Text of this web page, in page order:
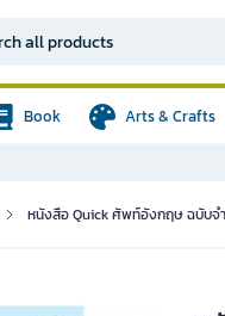
Book Arts & Crafts
หนังสือ Quick ศัพท์อังกฤษ ฉบับจ